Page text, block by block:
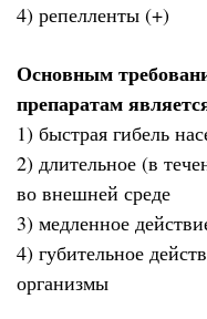
4) репелленты (+)
Основным
препаратам
1) быстрая гибель
2) длительное (в
во внешней среде
3) медленное
4) губительное
организмы